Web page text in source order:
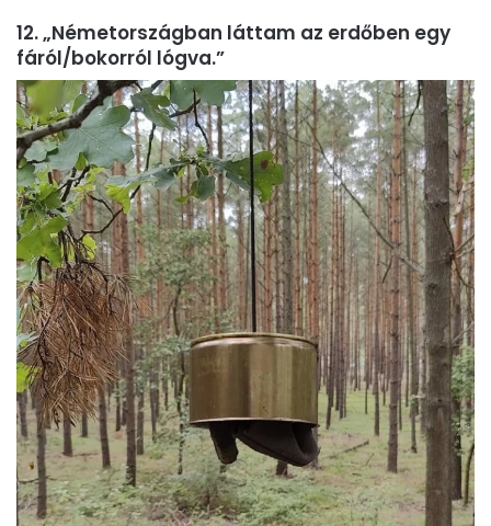
12. „Németországban láttam az erdőben egy
fáról/bokorról lógva.”